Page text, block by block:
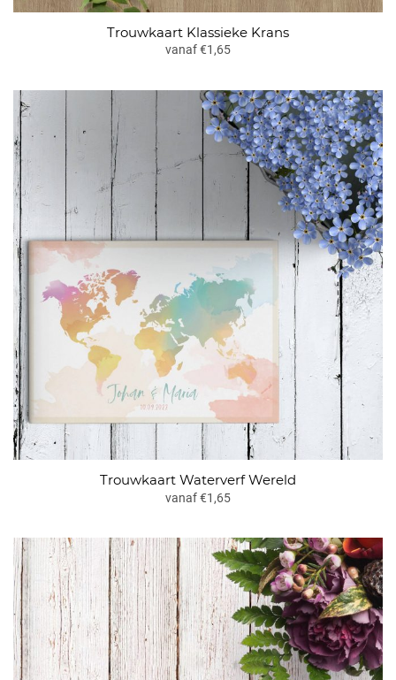
Trouwkaart Klassieke Krans
vanaf €1,65
Trouwkaart Waterverf Wereld
vanaf €1,65